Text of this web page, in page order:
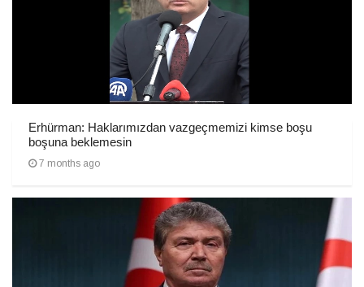
Erhürman: Haklarımızdan vazgeçmemizi kimse boşu
boşuna beklemesin
7 months ago